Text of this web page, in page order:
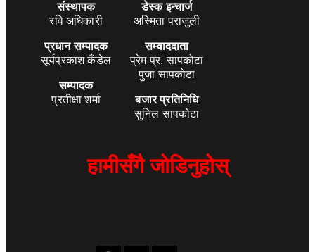
संस्थापक
रवि अधिकारी
प्रधान सम्पादक
सूर्यप्रकाश कँडेल
सम्पादक
प्रतीक्षा शर्मा
डेस्क इन्चार्ज
अस्मिता पराजुली
सम्वाददाता
प्रेम प्र. सापकोटा
पुजा सापकोटा
बजार प्रतिनिधि
सुनिल सापकोटा
हामीसँगै जोडिनुहोस्